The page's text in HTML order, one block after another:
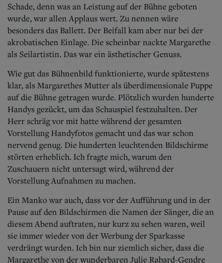
Schade, denn was an Leistung auf der Bühne geboten
wurde, war allen Applaus wert. Zu nennen wäre
besonders das Ballett. Der Beifall kam aber nur bei der
akrobatischen Einlage. Die scheinbar nackte Margarethe
als Seilartistin. Das war ein ästhetischer Genuss.
Wie gut das Bühnenbild funktionierte, wurde spätestens
klar, als Margarethes Mutter als überdimensionale Puppe
auf die Bühne getragen wurde. Plötzlich wurden hunderte
Handys gezückt, um das Schauspiel festzuhalten. Der
Herr schräg vor mit hatte während der gesamten
Vorstellung Handyfotos gemacht und das war schon
nervend genug. Die hunderten leuchtenden Bildschirme
störten erheblich. Ich fragte mich, warum den
Zuschauern nicht untersagt wird, während der
Vorstellung Aufnahmen zu machen.
Ein Manko war auch, dass vor der Aufführung und in der
Pause auf den Bildschirmen die Namen der Sänger, die an
diesem Abend auftraten, nur kurz zu sehen waren, weil
sie immer wieder von der Werbung der Sparkasse
verdrängt wurden. Ich bin nur ziemlich sicher, dass die
Margarethe von der wunderbaren Julie Rabard-Gendre